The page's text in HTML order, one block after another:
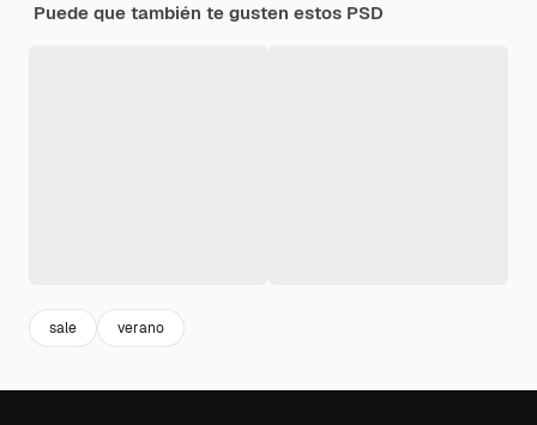
Puede que también te gusten estos PSD
sale verano